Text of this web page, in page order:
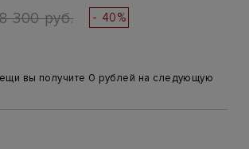
300 руб. - 40%
вы получите 0 рублей на следующую